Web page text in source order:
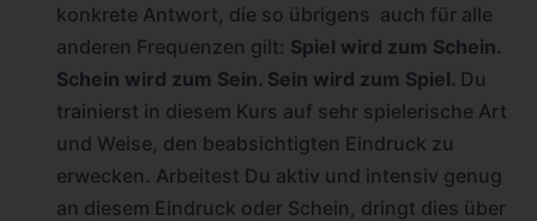
konkrete Antwort, die so übrigens auch für alle
anderen Frequenzen gilt: Spiel wird zum Schein.
Schein wird zum Sein. Sein wird zum Spiel. Du
trainierst in diesem Kurs auf sehr spielerische Art
und Weise, den beabsichtigten Eindruck zu
erwecken. Arbeitest Du aktiv und intensiv genug
an diesem Eindruck oder Schein, dringt dies über